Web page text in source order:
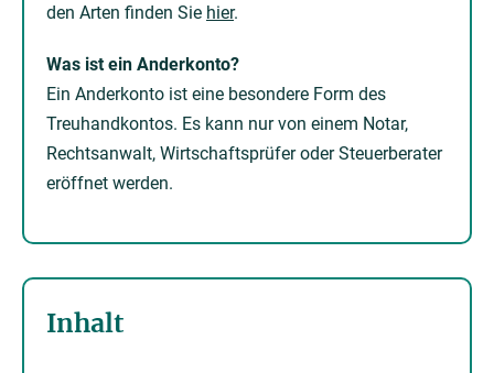
den Arten finden Sie hier.
Was ist ein Anderkonto?
Ein Anderkonto ist eine besondere Form des
Treuhandkontos. Es kann nur von einem Notar,
Rechtsanwalt, Wirtschaftsprüfer oder Steuerberater
eröffnet werden.
Inhalt